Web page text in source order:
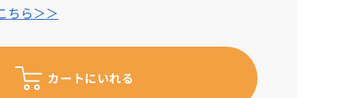
ちら＞＞